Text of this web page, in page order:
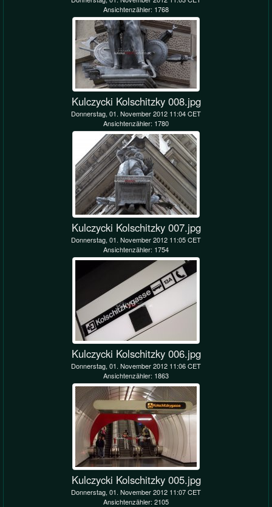
Ansichtenzähler: 1768
Kulczycki Kolschitzky 008.jpg
Donnerstag, 01. November 2012 11:04 CET
Ansichtenzähler: 1780
Kulczycki Kolschitzky 007.jpg
Donnerstag, 01. November 2012 11:05 CET
Ansichtenzähler: 1754
Kulczycki Kolschitzky 006.jpg
Donnerstag, 01. November 2012 11:06 CET
Ansichtenzähler: 1863
Kulczycki Kolschitzky 005.jpg
Donnerstag, 01. November 2012 11:07 CET
Ansichtenzähler: 2105